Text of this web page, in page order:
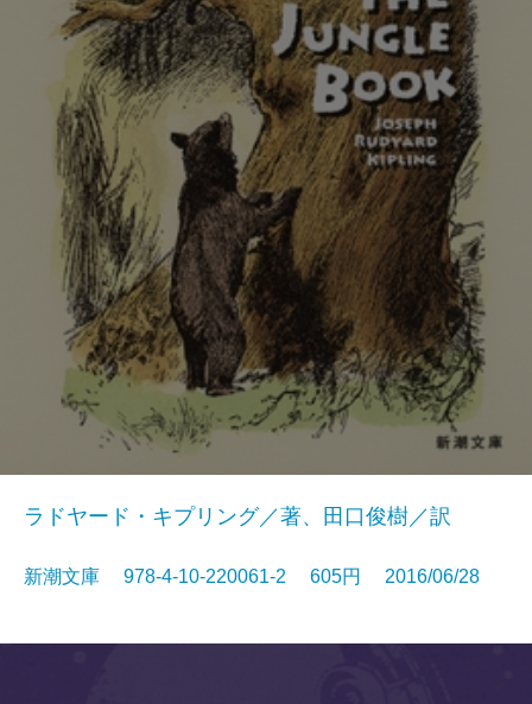
ラドヤード・キプリング／著、田口俊樹／訳
新潮文庫 978-4-10-220061-2 605円 2016/06/28